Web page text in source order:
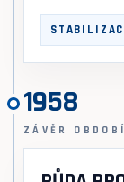
1958
ZÁVĚR OBDOBÍ